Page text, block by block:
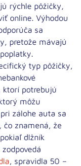
rýchle pôžičky,
online. Výhodou
sa
pretože mávajú
typ pôžičky,
ktorí potrebujú
môžu
zálohe auta sa
, čo znamená, že
dlžník
, spravidla 50 –